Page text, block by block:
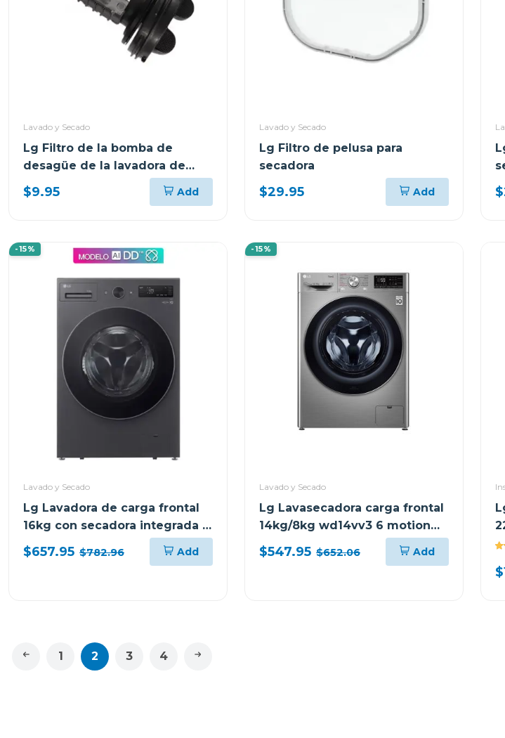
Lavado y Secado
Lg Filtro de la bomba de
desagüe de la lavadora de
carga frontal
$9.95 Add
Lavado y Secado
Lg Filtro de pelusa para
secadora
$29.95 Add
-15%
Lavado y Secado
Lg Lavadora de carga frontal
16kg con secadora integrada ai
dd wifi color grafito
wd16egnt6
$657.95 $782.96 Add
-15%
Lavado y Secado
Lg Lavasecadora carga frontal
14kg/8kg wd14vv3 6 motion
dd con motor inverter ai direct
drive color acer
$547.95 $652.06 Add
1 2 3 4